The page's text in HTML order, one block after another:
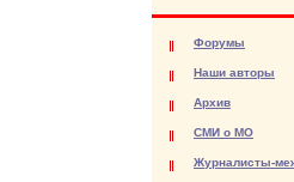
Форумы
Наши авторы
Архив
СМИ о МО
Журналисты-